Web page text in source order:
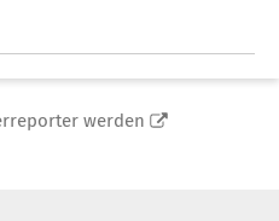
werden